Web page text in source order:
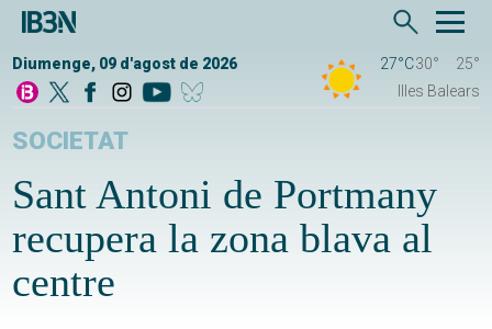
Diumenge, 09 d'agost de 2026 27°C30°
25°
Illes Balears
SOCIETAT
Sant Antoni de Portmany
recupera la zona blava al
centre